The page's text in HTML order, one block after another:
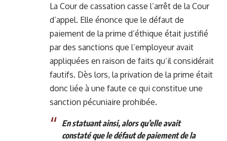
La Cour de cassation casse l’arrêt de la Cour
d’appel. Elle énonce que le défaut de
paiement de la prime d’éthique était justifié
par des sanctions que l’employeur avait
appliquées en raison de faits qu’il considérait
fautifs. Dès lors, la privation de la prime était
donc liée à une faute ce qui constitue une
sanction pécuniaire prohibée.
En statuant ainsi, alors qu’elle avait
constaté que le défaut de paiement de la